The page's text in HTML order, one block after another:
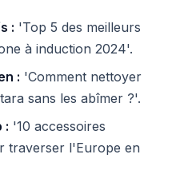
: 'Top 5 des meilleurs
à induction 2024'.
: 'Comment nettoyer
sans les abîmer ?'.
: '10 accessoires
traverser l'Europe en